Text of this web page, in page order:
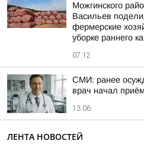
Можгинского
Васильев
фермерские
уборке раннего
07:12
СМИ: ранее
врач начал
13:06
ЛЕНТА НОВОСТЕЙ